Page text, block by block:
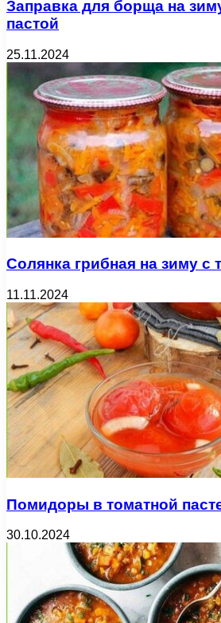
Заправка для борща на
пастой
25.11.2024
Солянка грибная на зиму с
11.11.2024
Помидоры в томатной
30.10.2024